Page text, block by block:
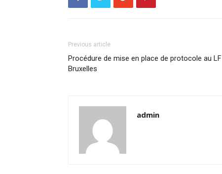
Previous article
Procédure de mise en place de protocole au LF
Bruxelles
admin